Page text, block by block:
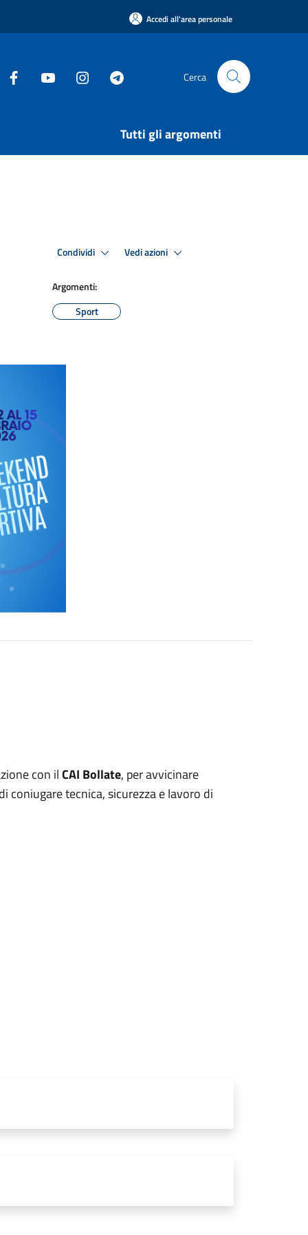
Accedi all'area personale
Cerca
Tutti gli argomenti
Condividi Vedi azioni
Argomenti:
Sport
con ilCAI Bollate, per avvicinare
coniugare tecnica, sicurezza e lavoro di